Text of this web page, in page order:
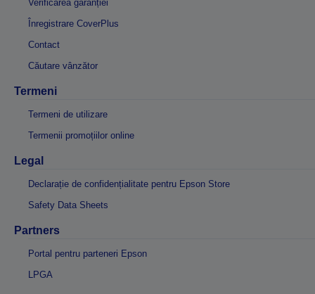
Verificarea garanției
Înregistrare CoverPlus
Contact
Căutare vânzător
Termeni
Termeni de utilizare
Termenii promoțiilor online
Legal
Declarație de confidențialitate pentru Epson Store
Safety Data Sheets
Partners
Portal pentru parteneri Epson
LPGA